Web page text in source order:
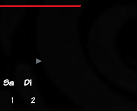
Sa
Di
1
2